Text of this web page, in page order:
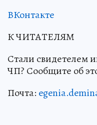
ВКонтакте
К ЧИТАТЕЛЯМ
Стали свидетелем
ЧП? Сообщите об
Почта: